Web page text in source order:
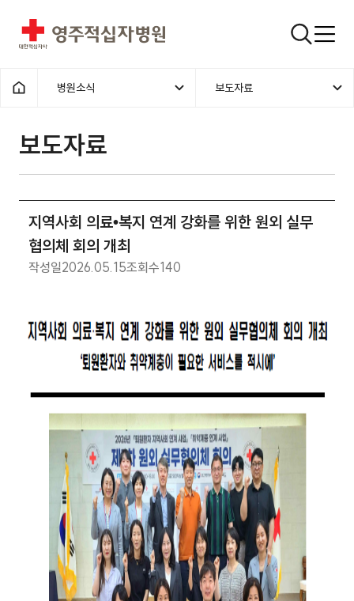
영주적십자병원 검색창
홈으로
병원소식 보도자료
보도자료
지역사회 의료•복지 연계 강화를 위한 원외 실무
협의체 회의 개최
작성일2026.05.15조회수140